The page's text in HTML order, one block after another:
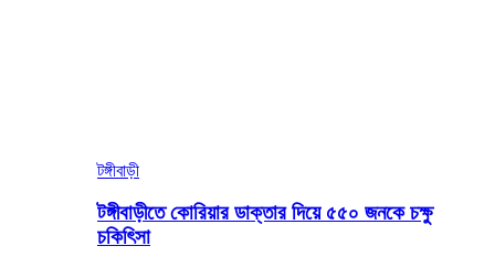
টঙ্গীবাড়ী
টঙ্গীবাড়ীতে কোরিয়ার ডাক্তার দিয়ে ৫৫০ জনকে চক্ষু
চকিৎিসা